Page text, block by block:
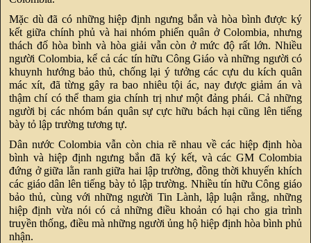
Mặc dù đã có những hiệp định ngưng bắn và hòa bình được ký
kết giữa chính phủ và hai nhóm phiến quân ở Colombia, nhưng
thách đố hòa bình và hòa giải vẫn còn ở mức độ rất lớn. Nhiều
người Colombia, kể cả các tín hữu Công Giáo và những người có
khuynh hướng bảo thủ, chống lại ý tưởng các cựu du kích quân
mác xít, đã từng gây ra bao nhiêu tội ác, nay được giảm án và
thậm chí có thể tham gia chính trị như một đảng phái. Cả những
người bị các nhóm bán quân sự cực hữu bách hại cũng lên tiếng
bày tỏ lập trường tương tự.
Dân nước Colombia vẫn còn chia rẽ nhau về các hiệp định hòa
bình và hiệp định ngưng bắn đã ký kết, và các GM Colombia
đứng ở giữa lằn ranh giữa hai lập trường, đồng thời khuyến khích
các giáo dân lên tiếng bày tỏ lập trường. Nhiều tín hữu Công giáo
bảo thủ, cùng với những người Tin Lành, lập luận rằng, những
hiệp định vừa nói có cả những điều khoản có hại cho gia trình
truyền thống, điều mà những người ủng hộ hiệp định hòa bình phủ
nhận.